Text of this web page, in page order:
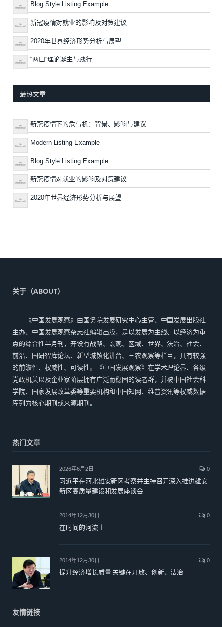
Blog Style Listing Example
新冠疫情对就业的影响及对策建议
2020年世界经济形势分析与展望
“两山”理论诞生与践行
最热文章
新冠疫情下的危与机：背景、影响与建议
Modern Listing Example
Blog Style Listing Example
新冠疫情对就业的影响及对策建议
2020年世界经济形势分析与展望
关于（ABOUT）
《中国发展观察》由国务院发展研究中心主管、中国发展出版社
主办、中国发展观察杂志社编辑出版，是以发展为主线、以经济为重
点的综合性半月刊，开设有战略、宏观、区域、世界、法治、社会、
前沿、国研智库论坛、新型城镇化讲台、三农观察等栏目，具有较强
的前瞻性、权威性、可读性。《中国发展观察》在学术理论界、各级
党政机关以及企业家阶层拥有广泛而稳固的读者群，并被中国社会科
学院、国家发展改革委等重要机构和中国知网、维普资讯等权威数据
库列为核心期刊或来源期刊。
热门文章
2026年6月2日 0
习近平在河北雄安新区考察并主持召开深入推进雄安
新区高质量建设和发展座谈会
2014年12月30日 0
在时间的河流上
2014年12月30日 0
提升经济增长质量 关键在开放、创新、法治
友情链接